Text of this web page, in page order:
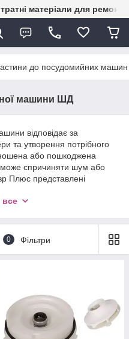
матеріали для ремонту
до посудомийних
машини ШД
відповідає за
та утворення потрібного
або пошкоджена
може спричиняти шум або
Плюс представлені
матеріалів. Правильна
все
0 Фільтри